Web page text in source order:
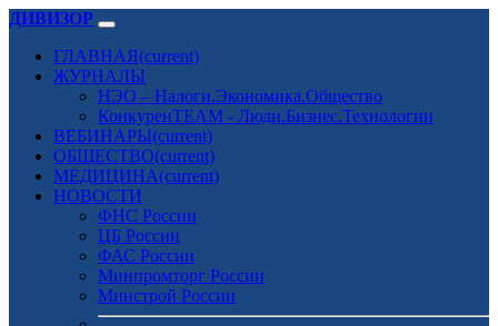
ДИВИЗОР
ГЛАВНАЯ(current)
ЖУРНАЛЫ
НЭО – Налоги.Экономика.Общество
КонкуренTEAM - Люди.Бизнес.Технологии
ВЕБИНАРЫ(current)
ОБЩЕСТВО(current)
МЕДИЦИНА(current)
НОВОСТИ
ФНС России
ЦБ России
ФАС России
Минпромторг России
Минстрой России